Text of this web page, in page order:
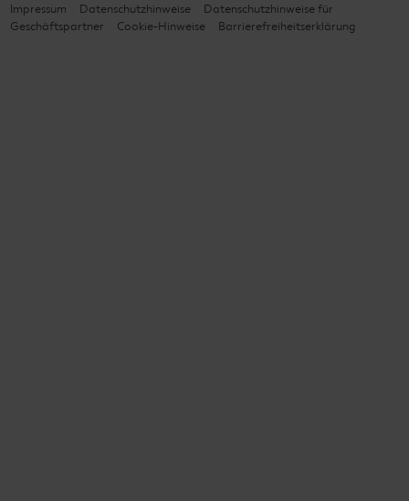
Impressum Datenschutzhinweise
Datenschutzhinweise für
Geschäftspartner
Cookie-Hinweise Barrierefreiheitserklärung